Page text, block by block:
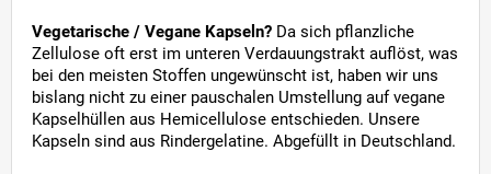
Vegetarische / Vegane Kapseln? Da sich pflanzliche
Zellulose oft erst im unteren Verdauungstrakt auflöst, was
bei den meisten Stoffen ungewünscht ist, haben wir uns
bislang nicht zu einer pauschalen Umstellung auf vegane
Kapselhüllen aus Hemicellulose entschieden. Unsere
Kapseln sind aus Rindergelatine. Abgefüllt in Deutschland.